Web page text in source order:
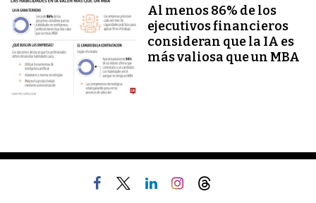
Al menos 86% de los
ejecutivos financieros
consideran que la IA es
más valiosa que un MBA